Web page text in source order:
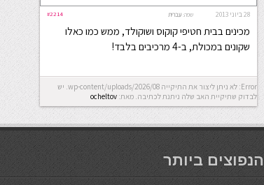
28 ביוני 2013 #2214 שפה: עברית
מכינים בבית חטיפי קוקוס ושוקולד, ממש כמו כאלו
שקונים במכולת, ב-4 מרכיבים בלבד!
Error: לא ניתן ליצור את התיקייה wp-content/uploads/2026/08. יש
לבדוק שתיקיית האב שלה ניתנת לכתיבה. מאת: ocheltov
мостбет кг
הנפוצים ביותר